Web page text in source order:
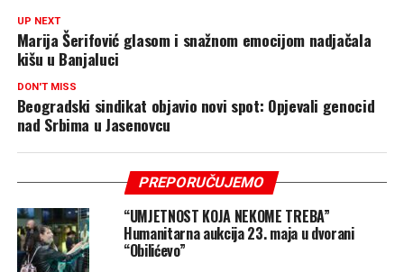
UP NEXT
Marija Šerifović glasom i snažnom emocijom nadjačala
kišu u Banjaluci
DON'T MISS
Beogradski sindikat objavio novi spot: Opjevali genocid
nad Srbima u Jasenovcu
PREPORUČUJEMO
“UMJETNOST KOJA NEKOME TREBA”
Humanitarna aukcija 23. maja u dvorani
“Obilićevo”